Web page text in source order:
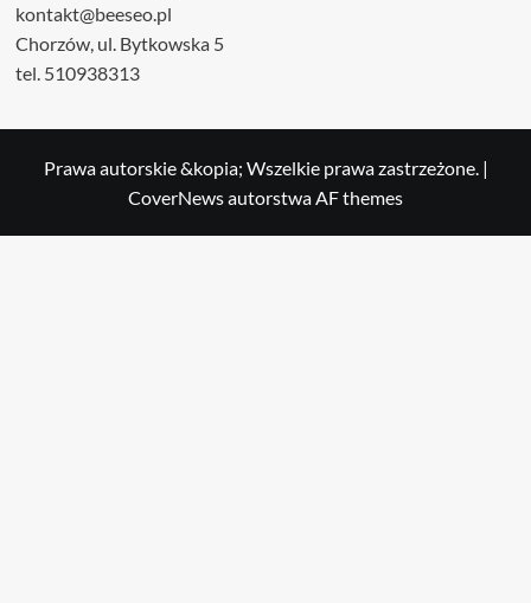
kontakt@beeseo.pl
Chorzów, ul. Bytkowska 5
tel. 510938313
Prawa autorskie &kopia; Wszelkie prawa zastrzeżone. |
CoverNewsautorstwa AF themes